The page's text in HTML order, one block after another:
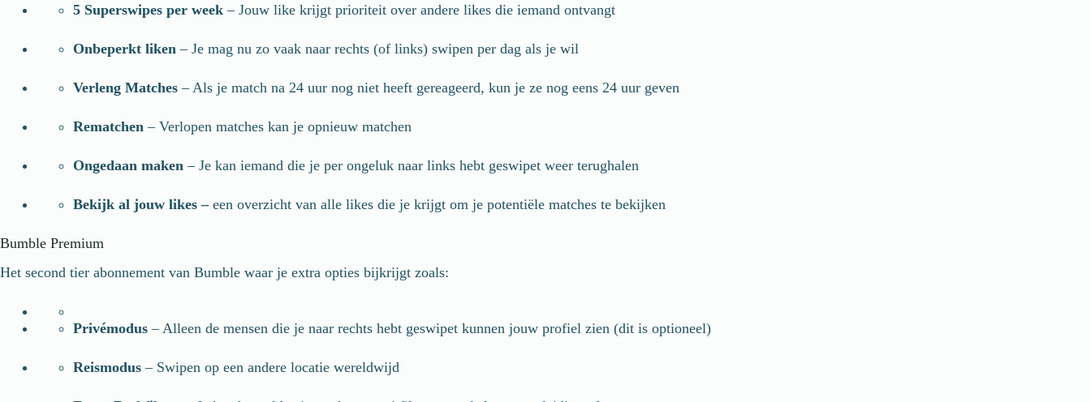
5 Superswipes per week – Jouw like krijgt prioriteit over andere likes die iemand ontvangt
Onbeperkt liken – Je mag nu zo vaak naar rechts (of links) swipen per dag als je wil
Verleng Matches – Als je match na 24 uur nog niet heeft gereageerd, kun je ze nog eens 24 uur geven
Rematchen – Verlopen matches kan je opnieuw matchen
Ongedaan maken – Je kan iemand die je per ongeluk naar links hebt geswipet weer terughalen
Bekijk al jouw likes – een overzicht van alle likes die je krijgt om je potentiële matches te bekijken
Bumble Premium
Het second tier abonnement van Bumble waar je extra opties bijkrijgt zoals:
Privémodus – Alleen de mensen die je naar rechts hebt geswipet kunnen jouw profiel zien (dit is optioneel)
Reismodus – Swipen op een andere locatie wereldwijd